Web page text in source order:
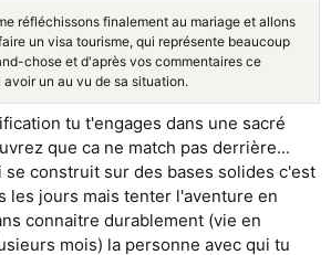
réfléchissons finalement au mariage et allons
un visa tourisme, qui représente beaucoup
chose et d'après vos commentaires ce
un au vu de sa situation.
tu t'engages dans une sacré
que ca ne match pas derrière...
se construit sur des bases solides c'est
les jours mais tenter l'aventure en
connaitre durablement (vie en
mois) la personne avec qui tu